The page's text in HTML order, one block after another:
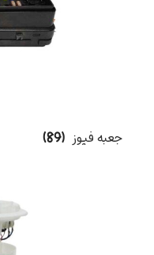
جعبه فیوز (89)